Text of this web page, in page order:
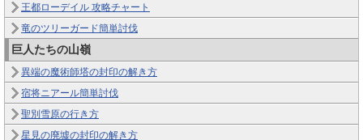
王都ローデイル 攻略チャート
竜のツリーガード簡単討伐
巨人たちの山嶺
異端の魔術師塔の封印の解き方
宿将ニアール簡単討伐
聖別雪原の行き方
星見の廃墟の封印の解き方